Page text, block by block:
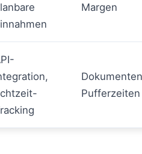
Margen